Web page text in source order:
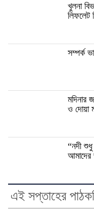
খুলনা
লিফলেট
সম্পর্ক
মদিনার
ও দোয়া
“নদী
আমাদের
এই সপ্তাহের